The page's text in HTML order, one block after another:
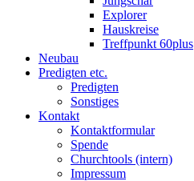
Explorer
Hauskreise
Treffpunkt 60plus
Neubau
Predigten etc.
Predigten
Sonstiges
Kontakt
Kontaktformular
Spende
Churchtools (intern)
Impressum